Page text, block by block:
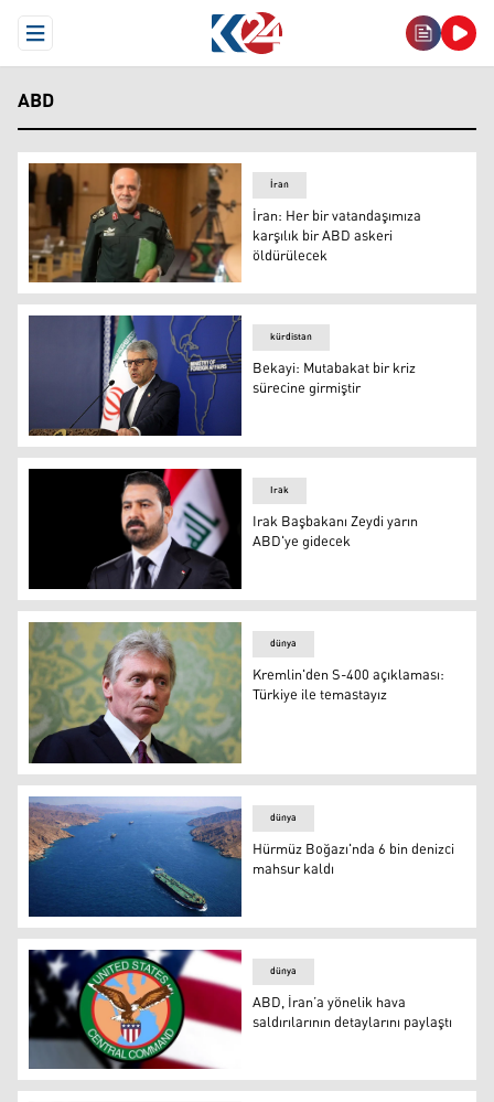
Open Menu
ABD
İran: Her bir vatandaşımıza karşılık bir ABD askeri
İran
İran: Her bir vatandaşımıza
karşılık bir ABD askeri
öldürülecek
İsmail Bekayi
kürdistan
Bekayi: Mutabakat bir kriz
sürecine girmiştir
Ali Falih Zeydi
Irak
Irak Başbakanı Zeydi yarın
ABD'ye gidecek
Dmitriy Peskov
dünya
Kremlin'den S-400 açıklaması:
Türkiye ile temastayız
Hürmüz Boğazı'nda 6 bin denizci mahsur kaldı
dünya
Hürmüz Boğazı'nda 6 bin denizci
mahsur kaldı
ABD, İran’a yönelik hava saldırılarının detaylarını
dünya
ABD, İran’a yönelik hava
saldırılarının detaylarını paylaştı